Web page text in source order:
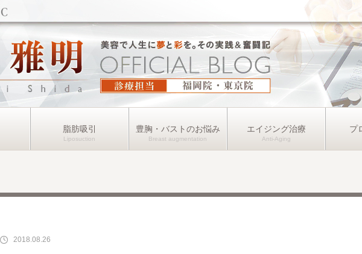
脂肪吸引 豊胸・バストのお悩み エイジング治療 プ
2018.08.26